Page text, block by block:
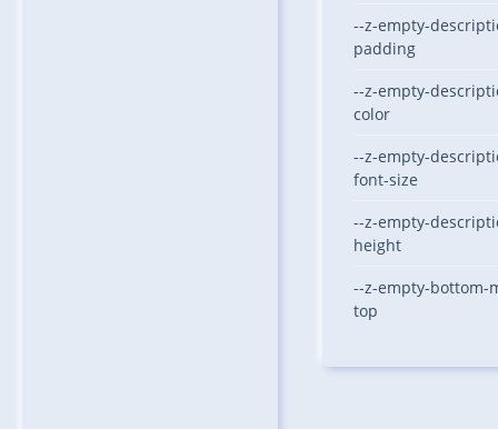
--z-empty-
padding
--z-empty-
color
--z-empty-
font-size
--z-empty-
height
--z-empty-bottom-
top